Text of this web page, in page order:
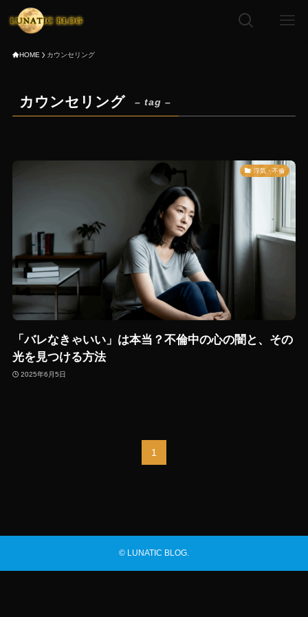
HOME カウンセリング
カウンセリング – tag –
浮気・不倫
「バレなきゃいい」は本当？不倫中の心の闇と、その
光を見つける方法
2025年6月5日
1
© LUNATIC BLOG.